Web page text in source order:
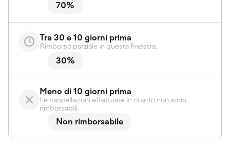
70%
Tra 30 e 10 giorni prima
Rimborso parziale in questa finestra.
30%
Meno di 10 giorni prima
Le cancellazioni effettuate in ritardo non sono
rimborsabili.
Non rimborsabile